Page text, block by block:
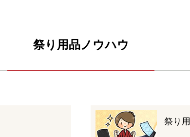
祭り用品ノウハウ
祭り